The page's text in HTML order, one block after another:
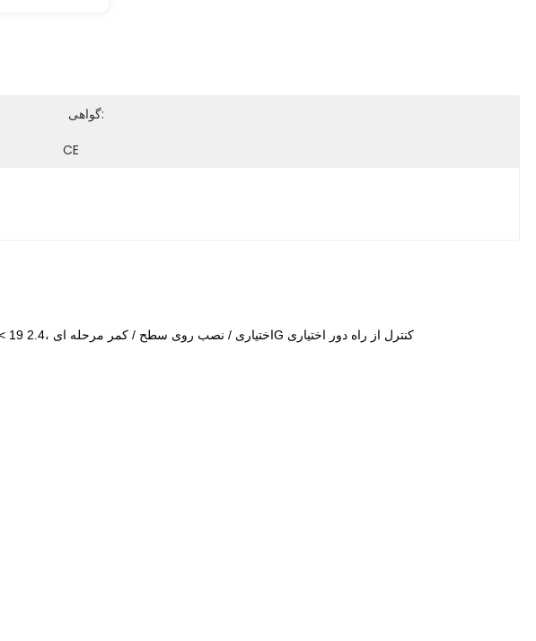
گواهی:
CE
- چشم انداز بدون پیچ / لبه باریک / فقط ضخامت 16 میلی متر / UGR < 19 اختیاری / نصب روی سطح / کمر مرحله ای ،2.4G کنترل از راه دور اختیاری